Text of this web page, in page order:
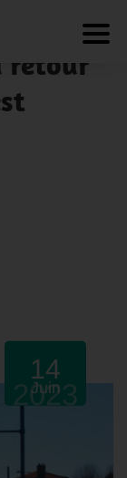
retour
14
Juin
2023